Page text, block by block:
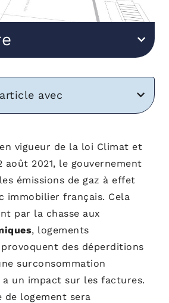
avec
vigueur de la loi Climat et
août 2021, le gouvernement
émissions de gaz à effet
immobilier français. Cela
par la chasse aux
, logements
des déperditions
surconsommation
a un impact sur les factures.
de logement sera